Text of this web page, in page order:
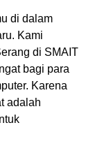
di dalam
Kami
di SMAIT
bagi para
Karena
adalah